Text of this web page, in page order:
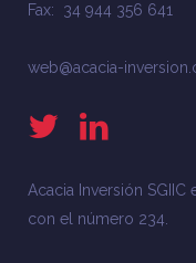
Fax: 34 944 356 641
web@acacia-
Acacia Inversión SGIIC
con el número 234.